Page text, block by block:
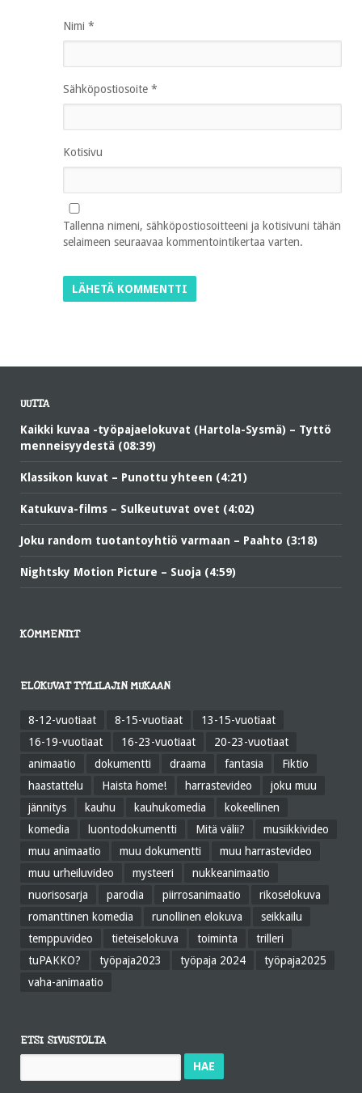
Nimi *
Sähköpostiosoite *
Kotisivu
Tallenna nimeni, sähköpostiosoitteeni ja kotisivuni tähän
selaimeen seuraavaa kommentointikertaa varten.
UUTTA
Kaikki kuvaa -työpajaelokuvat (Hartola-Sysmä) – Tyttö
menneisyydestä (08:39)
Klassikon kuvat – Punottu yhteen (4:21)
Katukuva-films – Sulkeutuvat ovet (4:02)
Joku random tuotantoyhtiö varmaan – Paahto (3:18)
Nightsky Motion Picture – Suoja (4:59)
KOMMENTIT
ELOKUVAT TYYLILAJIN MUKAAN
8-12-vuotiaat 8-15-vuotiaat
13-15-vuotiaat
16-19-vuotiaat
16-23-vuotiaat
20-23-vuotiaat
animaatio
dokumentti draama fantasia
Fiktio
haastattelu
Haista home! harrastevideo
joku muu
jännitys
kauhu kauhukomedia
kokeellinen
komedia
luontodokumentti Mitä välii?
musiikkivideo
muu animaatio
muu dokumentti
muu harrastevideo
muu urheiluvideo
mysteeri
nukkeanimaatio
nuorisosarja
parodia piirrosanimaatio
rikoselokuva
romanttinen komedia
runollinen elokuva
seikkailu
temppuvideo
tieteiselokuva toiminta
trilleri
tuPAKKO?
työpaja2023 työpaja 2024
työpaja2025
vaha-animaatio
ETSI SIVUSTOLTA